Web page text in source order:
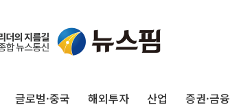
글로벌·중국 해외투자 산업 증권·금융